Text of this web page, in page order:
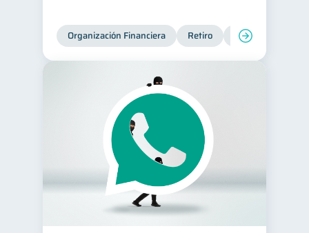
Organización Financiera Retiro Cuenta